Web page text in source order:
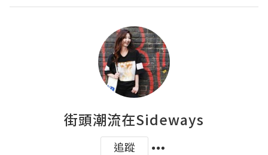
街頭潮流在Sideways
追蹤